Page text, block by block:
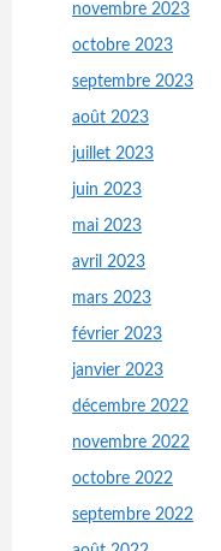
novembre 2023
octobre 2023
septembre 2023
août 2023
juillet 2023
juin 2023
mai 2023
avril 2023
mars 2023
février 2023
janvier 2023
décembre 2022
novembre 2022
octobre 2022
septembre 2022